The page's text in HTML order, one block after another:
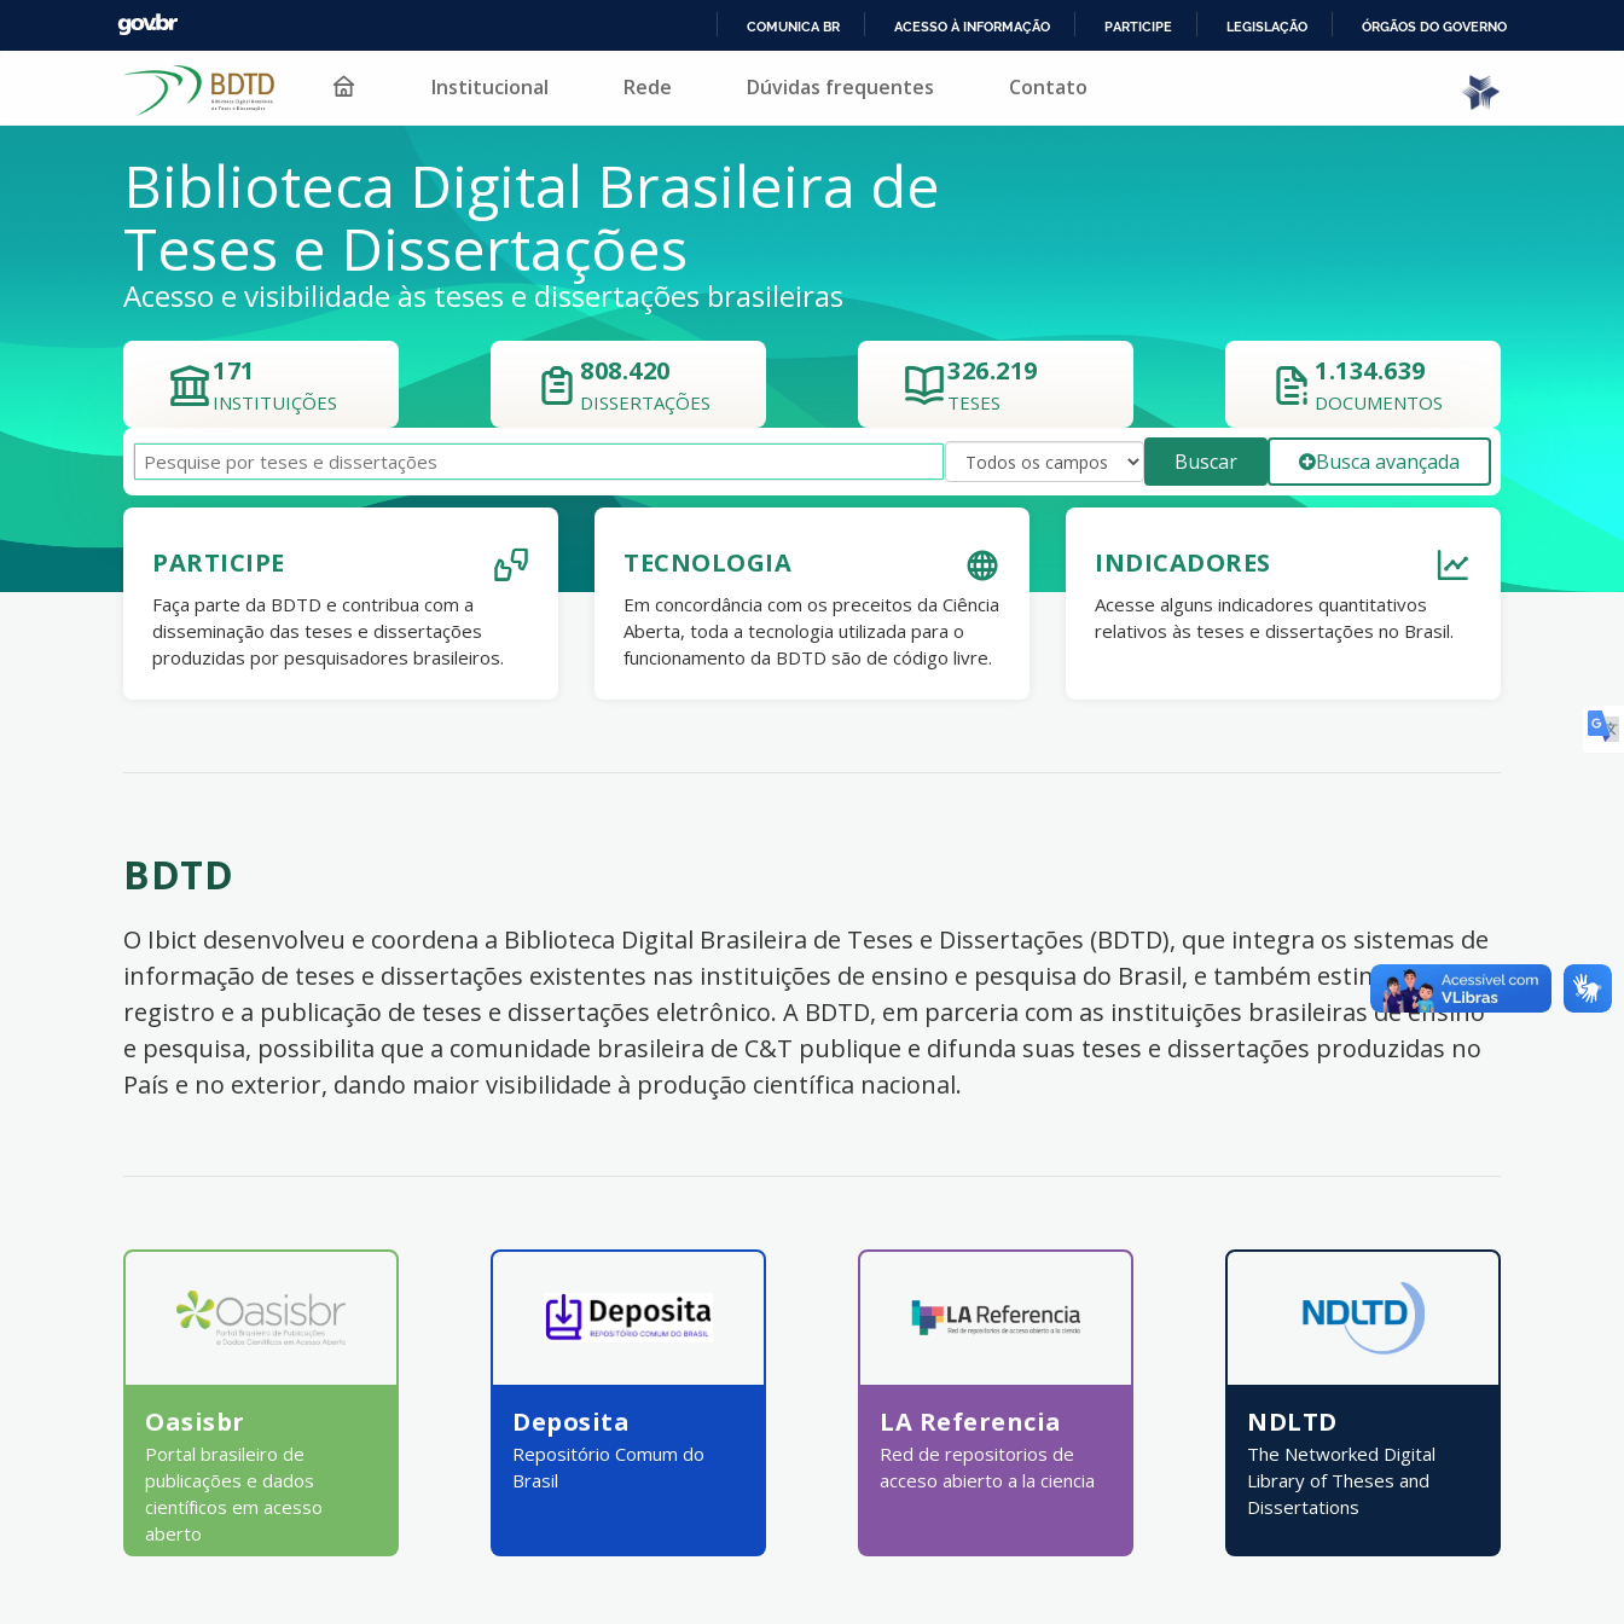
PARA
COMUNICA BR ACESSO À INFORMAÇÃO PARTICIPE LEGISLAÇÃO ÓRGÃOS DO GOVERNO
Pular para o conteúdo Institucional Rede Dúvidas frequentes Contato
Biblioteca Digital Brasileira de
Teses e Dissertações
Acesso e visibilidade às teses e dissertações brasileiras
171
INSTITUIÇÕES
808.420
DISSERTAÇÕES
326.219
TESES
1.134.639
DOCUMENTOS
Buscar Busca avançada
PARTICIPE
Faça parte da BDTD e contribua com a
disseminação das teses e dissertações
produzidas por pesquisadores brasileiros.
TECNOLOGIA
Em concordância com os preceitos da Ciência
Aberta, toda a tecnologia utilizada para o
funcionamento da BDTD são de código livre.
INDICADORES
Acesse alguns indicadores quantitativos
relativos às teses e dissertações no Brasil.
BDTD
O Ibict desenvolveu e coordena a Biblioteca Digital Brasileira de Teses e Dissertações (BDTD), que integra os sistemas de
informação de teses e dissertações existentes nas instituições de ensino e pesquisa do Brasil, e também estimula o
registro e a publicação de teses e dissertações eletrônico. A BDTD, em parceria com as instituições brasileiras de ensino
e pesquisa, possibilita que a comunidade brasileira de C&T publique e difunda suas teses e dissertações produzidas no
País e no exterior, dando maior visibilidade à produção científica nacional.
Oasisbr
Portal brasileiro de
publicações e dados
científicos em acesso
aberto
Deposita
Repositório Comum do
Brasil
LA Referencia
Red de repositorios de
acceso abierto a la ciencia
NDLTD
The Networked Digital
Library of Theses and
Dissertations